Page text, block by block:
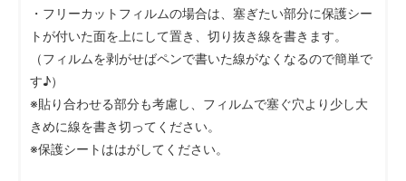
・フリーカットフィルムの場合は、塞ぎたい部分に保護シー
トが付いた面を上にして置き、切り抜き線を書きます。
（フィルムを剥がせばペンで書いた線がなくなるので簡単で
す♪）
※貼り合わせる部分も考慮し、フィルムで塞ぐ穴より少し大
きめに線を書き切ってください。
※保護シートははがしてください。